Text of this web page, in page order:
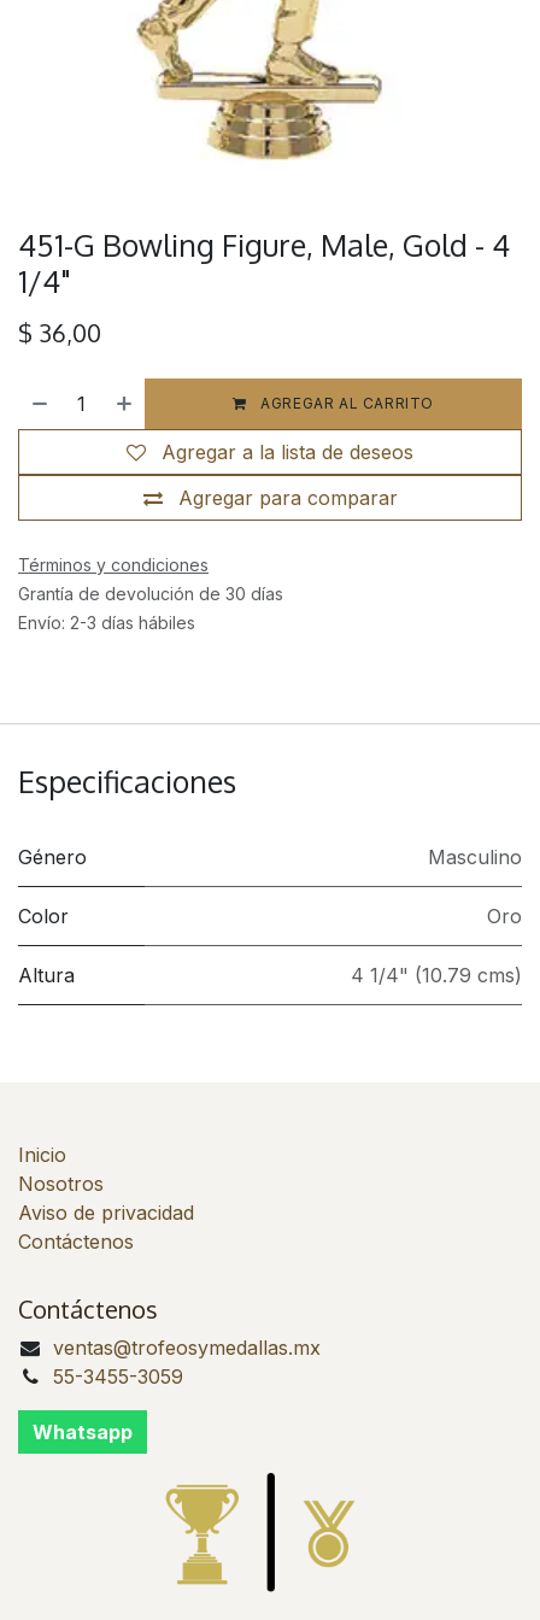
451-G Bowling Figure, Male, Gold - 4
1/4"
$ 36,00
AGREGAR AL CARRITO
Agregar para comparar
Agregar a la lista de deseos
Términos y condiciones
Grantía de devolución de 30 días
Envío: 2-3 días hábiles
Especificaciones
Género Masculino
Color Oro
Altura 4 1/4" (10.79 cms)
Inicio
Nosotros
Aviso de privacidad
Contáctenos
Contáctenos
ventas@trofeosymedallas.mx
55-3455-3059
Whatsapp